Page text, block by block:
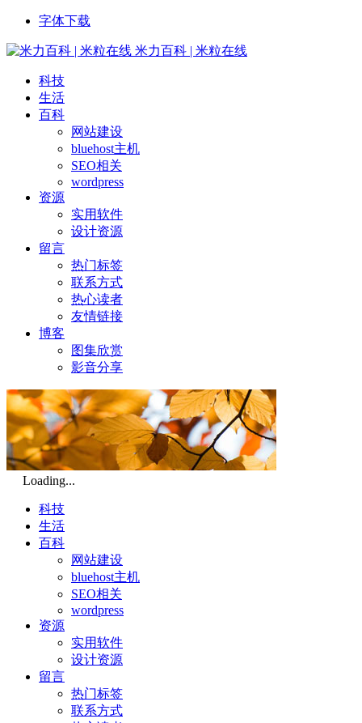
字体下载
米力百科 | 米粒在线
科技
生活
百科
网站建设
bluehost主机
SEO相关
wordpress
资源
实用软件
设计资源
留言
热门标签
联系方式
热心读者
友情链接
博客
图集欣赏
影音分享
Loading...
科技
生活
百科
网站建设
bluehost主机
SEO相关
wordpress
资源
实用软件
设计资源
留言
热门标签
联系方式